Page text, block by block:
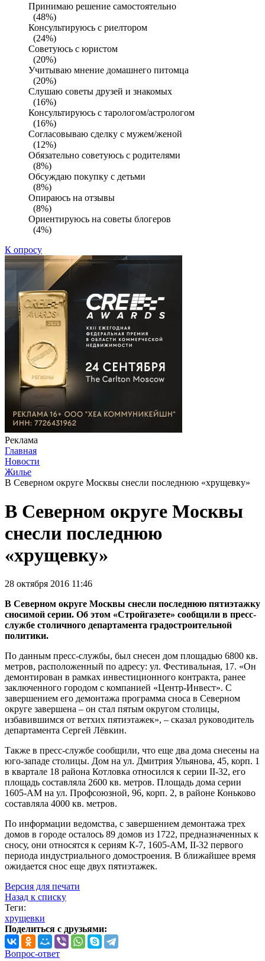
Принимаю решение самостоятельно
(48%)
Консультируюсь с риелтором
(24%)
Советуюсь с юристом
(20%)
Учитываю мнение домашнего питомца
(20%)
Слушаю советы друзей и знакомых
(16%)
Консультируюсь с тарологом/астрологом
(16%)
Согласовываю сделку с мужем/женой
(12%)
Обязательно советуюсь с родителями
(8%)
Обсуждаю покупку с детьми
(8%)
Опираюсь на отзывы
(8%)
Ориентируюсь на советы блогеров
(4%)
К опросу
Реклама
Главная
Новости
Жилье
В Северном округе Москвы снесли последнюю «хрущевку»
В Северном округе Москвы
снесли последнюю
«хрущевку»
28 октября 2016 11:46
В Северном округе Москвы снесли последнюю пятиэтажку
сносимой серии. Об этом «Стройгазете» сообщили в пресс-
службе столичного департамента градостроительной
политики.
По данным пресс-службы, был снесен дом площадью 6800 кв.
метров, расположенный по адресу: ул. Фестивальная, 17. «Он
демонтирован в рамках инвестиционного контракта, ранее
заключенного городом с компанией «Центр-Инвест». С
завершением его демонтажа программа сноса в Северном
округе завершена – он стал пятым округом столицы,
избавившимся от ветхих пятиэтажек», – сказал руководитель
департамента Сергей Лёвкин.
Также в пресс-службе сообщили, что еще два дома снесены на
юго-западе столицы. Дом на ул. Дмитрия Ульянова, 45, корп. 1
в квартале 18 района Котловка относился к серии II-32, его
площадь составляла 2600 кв. метров. Площадь дома серии
1605-АМ на ул. Профсоюзной, 96, корп. 2, в районе Коньково
составляла 4000 кв. метров.
По информации ведомства, с завершением демонтажа трех
домов в городе осталось 89 домов из 1722, предназначенных к
сносу, они относятся к сериям К-7, 1605-АМ, II-32 первого
периода индустриального домостроения. В ближайшее время
ожидается снос еще двух пятиэтажек.
Версия для печати
Назад к списку
Теги:
хрущевки
Поделиться с друзьями:
Вопрос-ответ